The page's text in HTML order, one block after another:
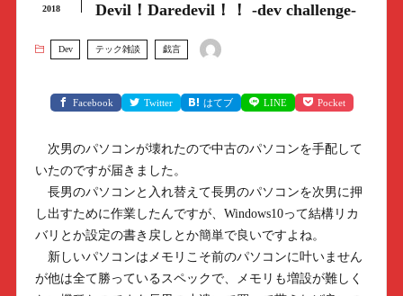
2018
Devil！Daredevil！！ -dev challenge-
Dev テック雑談 戯言
Facebook Twitter はてブ LINE Pocket
次男のパソコンが壊れたので中古のパソコンを手配して
いたのですが届きました。
長男のパソコンと入れ替えて長男のパソコンを次男に押
し出すために作業したんですが、Windows10って結構リカ
バリとか設定の書き戻しとか簡単で良いですよね。
新しいパソコンはメモリこそ前のパソコンに叶いません
が他は全て勝っているスペックで、メモリも増設が難しく